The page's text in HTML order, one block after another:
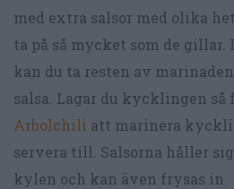
med extra salsor med olika
ta på så mycket som de gillar.
kan du ta resten av
salsa. Lagar du kycklingen så
Arbolchili att marinera
servera till. Salsorna håller
kylen och kan även frysas in.